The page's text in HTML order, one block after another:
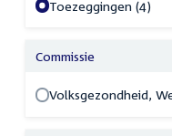
Toezeggingen (4)
Commissie
Volksgezondheid,